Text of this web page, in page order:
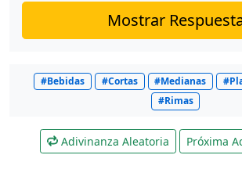
Mostrar
#Bebidas #Cortas #Medianas
#Rimas
Adivinanza Aleatoria Próxima